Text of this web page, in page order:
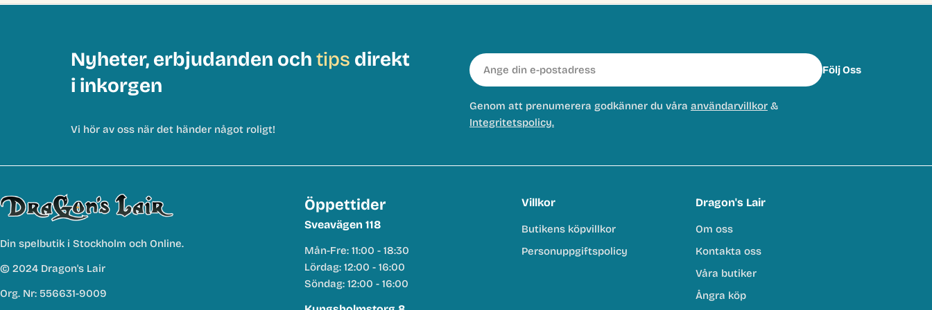
Nyheter, erbjudanden och tips direkt
i inkorgen
Vi hör av oss när det händer något roligt!
E-
post
Följ Oss
Genom att prenumerera godkänner du våra användarvillkor &
Integritetspolicy.
Din spelbutik i Stockholm och Online.
© 2024 Dragon's Lair
Org. Nr: 556631-9009
Öppettider
Sveavägen 118
Mån-Fre: 11:00 - 18:30
Lördag: 12:00 - 16:00
Söndag: 12:00 - 16:00
Villkor
Butikens köpvillkor
Personuppgiftspolicy
Dragon's Lair
Om oss
Kontakta oss
Våra butiker
Ångra köp